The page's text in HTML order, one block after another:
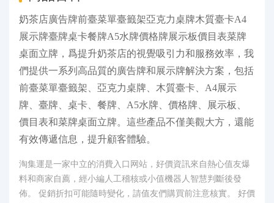
奶茶店廣告牌前臺菜單臺籤架亞克力桌牌木質臺卡A4
展示牌臺牌桌卡餐牌A5水牌價格牌展示板價目表菜牌
桌面立牌，爲提升奶茶店的視覺吸引力和服務效率，我
們提供一系列高品質的廣告牌和展示牌解決方案，包括
前臺菜單臺籤架、亞克力桌牌、木質臺卡、A4展示
牌、臺牌、桌卡、餐牌、A5水牌、價格牌、展示板、
價目表和菜牌桌面立牌。這些產品不僅美觀大方，還能
有效傳遞信息，提升顧客體驗。
淘集運是一家中立的消費入口网站，好價資訊來自熱心值友爆
料和商家自薦，經小編人工稽核或小值機器人智慧判斷後發
佈。 促銷折扣可能隨時變化，請值友們購買前注意核實。 好價